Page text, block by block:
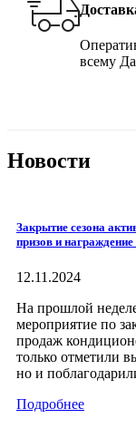
всему
Новости
Закрытие сезона
призов и награждение
12.11.2024
На прошлой
мероприятие по
продаж
только отметили
но и
Подробнее